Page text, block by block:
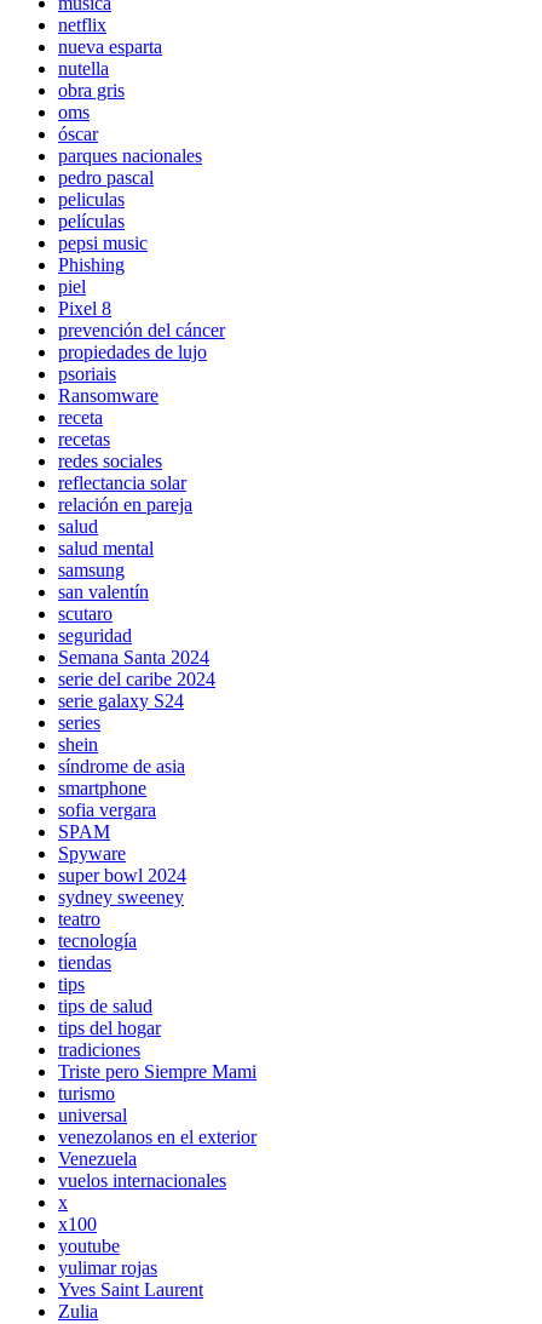
netflix
nueva esparta
nutella
obra gris
oms
óscar
parques nacionales
pedro pascal
peliculas
películas
pepsi music
Phishing
piel
Pixel 8
prevención del cáncer
propiedades de lujo
psoriais
Ransomware
receta
recetas
redes sociales
reflectancia solar
relación en pareja
salud
salud mental
samsung
san valentín
scutaro
seguridad
Semana Santa 2024
serie del caribe 2024
serie galaxy S24
series
shein
síndrome de asia
smartphone
sofia vergara
SPAM
Spyware
super bowl 2024
sydney sweeney
teatro
tecnología
tiendas
tips
tips de salud
tips del hogar
tradiciones
Triste pero Siempre Mami
turismo
universal
venezolanos en el exterior
Venezuela
vuelos internacionales
x
x100
youtube
yulimar rojas
Yves Saint Laurent
Zulia